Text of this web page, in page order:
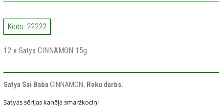
Kods: 22222
12 x Satya CINNAMON 15g
Satya Sai BabaCINNAMON. Roku darbs.
Satyas sērijas kanēļa smaržkociņi